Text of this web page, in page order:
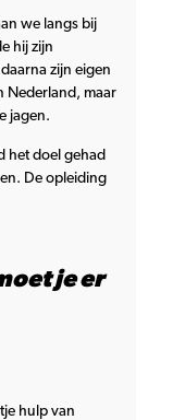
we langs bij
hij zijn
zijn eigen
Nederland, maar
jagen.
het doel gehad
De opleiding
je er
hulp van